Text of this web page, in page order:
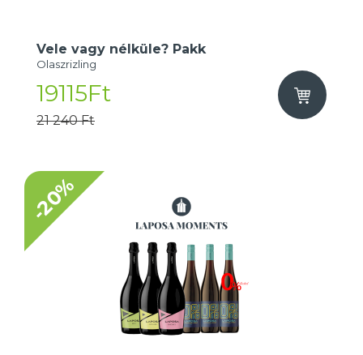
Vele vagy nélküle? Pakk
Olaszrizling
19115Ft
21 240 Ft
-20%